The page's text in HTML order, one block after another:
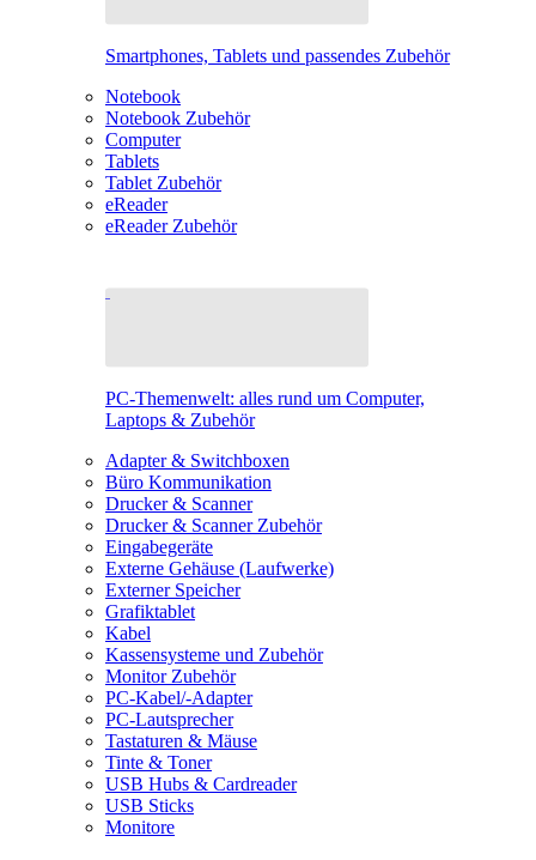
Smartphones, Tablets und passendes Zubehör
Notebook
Notebook Zubehör
Computer
Tablets
Tablet Zubehör
eReader
eReader Zubehör
PC-Themenwelt: alles rund um Computer,
Laptops & Zubehör
Adapter & Switchboxen
Büro Kommunikation
Drucker & Scanner
Drucker & Scanner Zubehör
Eingabegeräte
Externe Gehäuse (Laufwerke)
Externer Speicher
Grafiktablet
Kabel
Kassensysteme und Zubehör
Monitor Zubehör
PC-Kabel/-Adapter
PC-Lautsprecher
Tastaturen & Mäuse
Tinte & Toner
USB Hubs & Cardreader
USB Sticks
Monitore